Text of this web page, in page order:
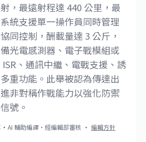
，最遠射程達 440 公里，最
統支援單一操作員同時管理
同控制，酬載量達 3 公斤，
光電感測器、電子戰模組或
、通訊中繼、電戰支援、誘
重功能。此舉被認為傳達出
非對稱作戰能力以強化防禦
號。
· AI 輔助編譯・經編輯部審核 · 編輯方針